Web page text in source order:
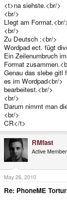
<t>na siehste.<br/>
<br/>
LIegt am Format.<br/
<br/>
Zu Deutsch :<br/>
Wordpad ect. fügt
Ein Zeilenumbruch
Format
Genau das slebe gitl
es im Wordpad<br/>
bearbeitest.<br/>
<br/>
Darum nimmt man
<br/>
CR</t>
RMfast
Active Member
May 26, 2010
Re: PhoneME